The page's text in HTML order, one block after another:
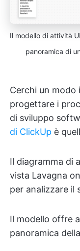
Il modello di attività
panoramica di
Cerchi un modo
progettare i
di sviluppo
di ClickUp è
Il diagramma di
vista Lavagna
per analizzare il
Il modello offre
panoramica